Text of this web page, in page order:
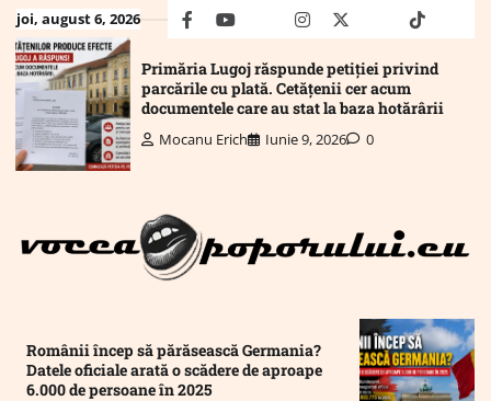
Skip
to
content
joi, august 6, 2026 facebookyoutubeMailinstagram
twitter truthtiktok
Primăria Lugoj răspunde petiției privind
parcările cu plată. Cetățenii cer acum
documentele care au stat la baza hotărârii
Mocanu Erich Iunie 9, 2026 0
Românii încep să părăsească Germania?
Datele oficiale arată o scădere de aproape
6.000 de persoane în 2025